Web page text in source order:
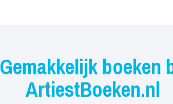
Gemakkelijk boeken
ArtiestBoeken.nl